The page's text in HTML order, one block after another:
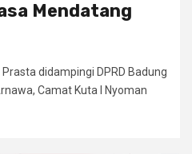
Mendatang
didampingi DPRD Badung
Camat Kuta I Nyoman